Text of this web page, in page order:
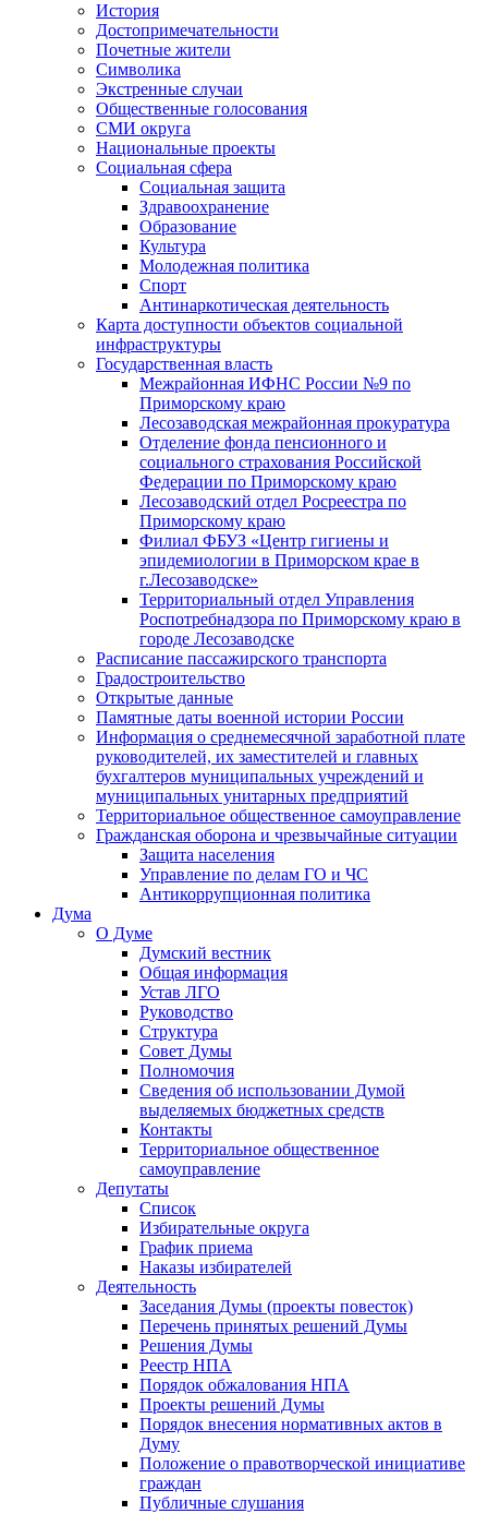
История
Достопримечательности
Почетные жители
Символика
Экстренные случаи
Общественные голосования
СМИ округа
Национальные проекты
Социальная сфера
Социальная защита
Здравоохранение
Образование
Культура
Молодежная политика
Спорт
Антинаркотическая деятельность
Карта доступности объектов социальной
инфраструктуры
Государственная власть
Межрайонная ИФНС России №9 по
Приморскому краю
Лесозаводская межрайонная прокуратура
Отделение фонда пенсионного и
социального страхования Российской
Федерации по Приморскому краю
Лесозаводский отдел Росреестра по
Приморскому краю
Филиал ФБУЗ «Центр гигиены и
эпидемиологии в Приморском крае в
г.Лесозаводске»
Территориальный отдел Управления
Роспотребнадзора по Приморскому краю в
городе Лесозаводске
Расписание пассажирского транспорта
Градостроительство
Открытые данные
Памятные даты военной истории России
Информация о среднемесячной заработной плате
руководителей, их заместителей и главных
бухгалтеров муниципальных учреждений и
муниципальных унитарных предприятий
Территориальное общественное самоуправление
Гражданская оборона и чрезвычайные ситуации
Защита населения
Управление по делам ГО и ЧС
Антикоррупционная политика
Дума
О Думе
Думский вестник
Общая информация
Устав ЛГО
Руководство
Структура
Совет Думы
Полномочия
Сведения об использовании Думой
выделяемых бюджетных средств
Контакты
Территориальное общественное
самоуправление
Депутаты
Список
Избирательные округа
График приема
Наказы избирателей
Деятельность
Заседания Думы (проекты повесток)
Перечень принятых решений Думы
Решения Думы
Реестр НПА
Порядок обжалования НПА
Проекты решений Думы
Порядок внесения нормативных актов в
Думу
Положение о правотворческой инициативе
граждан
Публичные слушания